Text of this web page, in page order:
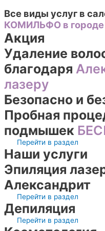
Все виды услуг в
КОМИЛЬФО в
Акция
Удаление
благодаря
лазеру
Безопасно и
Пробная
подмышек
Перейти в раздел
Наши услуги
Эпиляция
Александрит
Перейти в раздел
Депиляция
Перейти в раздел